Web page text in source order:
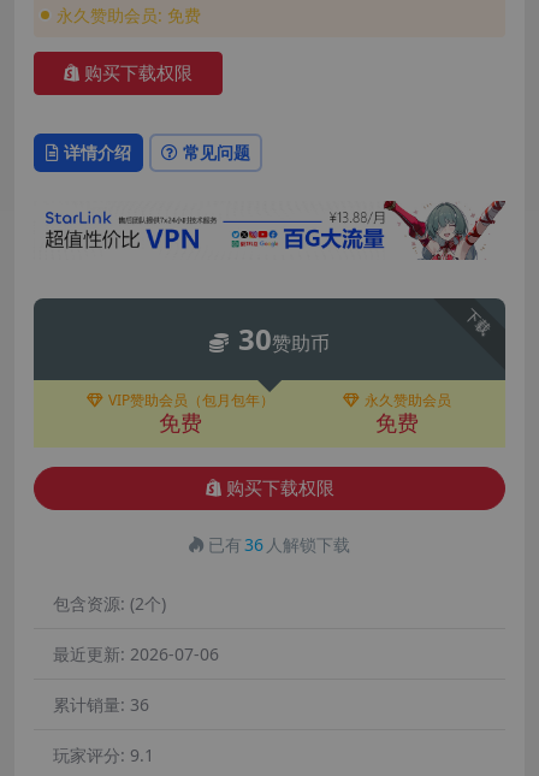
永久赞助会员: 免费
购买下载权限
详情介绍 常见问题
下载
30赞助币
VIP赞助会员（包月包年）
免费
永久赞助会员
免费
购买下载权限
已有36 人解锁下载
包含资源: (2个)
最近更新: 2026-07-06
累计销量: 36
玩家评分: 9.1